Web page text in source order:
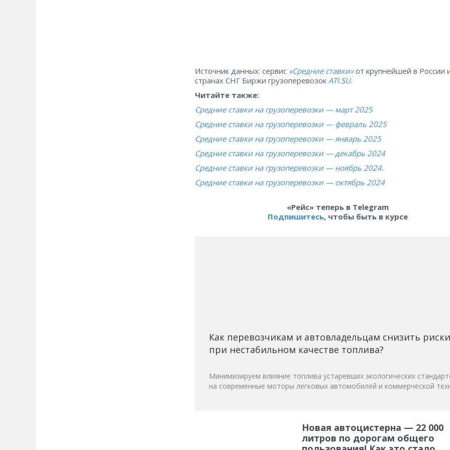
Источник данных: сервис «Средние ставки»от крупнейшей в России
странах СНГ Биржи грузоперевозок ATI.SU.
Читайте также:
Средние ставки на грузоперевозки — март 2025
Средние ставки на грузоперевозки — февраль 2025
Средние ставки на грузоперевозки — январь 2025
Средние ставки на грузоперевозки — декабрь 2024
Средние ставки на грузоперевозки — ноябрь 2024.
Средние ставки на грузоперевозки — октябрь 2024
«Рейс» теперь в Telegram
Подпишитесь, чтобы быть в курсе
Как перевозчикам и автовладельцам снизить риски
при нестабильном качестве топлива?
Минимизируем влияние топлива устаревших экологических
на современные моторы легковых автомобилей и коммерческой
Новая автоцистерна — 22 000
литров по дорогам общего